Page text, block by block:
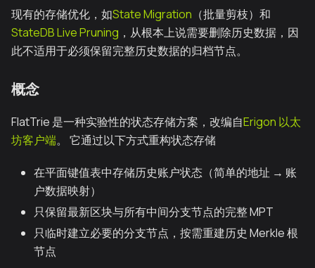
现有的存储优化，如State Migration （批量剪枝）和
StateDB Live Pruning ，从根本上说需要删除历史数据，因
此不适用于必须保留完整历史数据的归档节点。
概念
FlatTrie 是一种实验性的状态存储方案，改编自Erigon 以太
坊客户端。 它通过以下方式重构状态存储
在平面键值表中存储历史账户状态（简单的地址 → 账
户数据映射）
只保留最新区块与所有中间分支节点的完整 MPT
只临时建立必要的分支节点，按需重建历史 Merkle 根
节点